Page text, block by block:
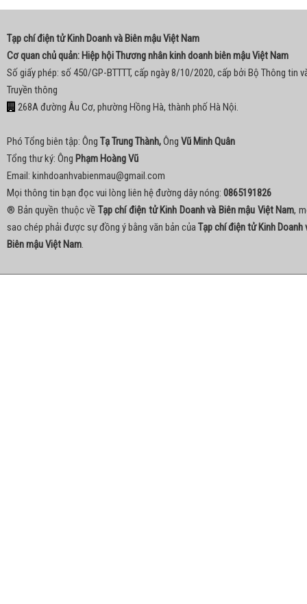
Tạp chí điện tử Kinh Doanh và Biên mậu Việt Nam
Cơ quan chủ quản: Hiệp hội Thương nhân kinh doanh biên mậu Việt Nam
Số giấy phép: số 450/GP-BTTTT, cấp ngày 8/10/2020, cấp bởi Bộ Thông tin
Truyền thông
268A đường Âu Cơ, phường Hồng Hà, thành phố Hà Nội.
Phó Tổng biên tập: Ông Tạ Trung Thành,Ông Vũ Minh Quân
Tổng thư ký: Ông Phạm Hoàng Vũ
Email: kinhdoanhvabienmau@gmail.com
Mọi thông tin bạn đọc vui lòng liên hệ đường dây nóng: 0865191826
® Bản quyền thuộc về Tạp chí điện tử Kinh Doanh và Biên mậu Việt Nam,
sao chép phải được sự đồng ý bằng văn bản củaTạp chí điện tử Kinh Doanh
Biên mậu Việt Nam.